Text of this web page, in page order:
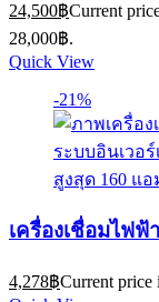
24,500฿Current
28,000฿.
Quick View
-21%
เครื่องเชื่อมไฟฟ้
4,278฿Current price